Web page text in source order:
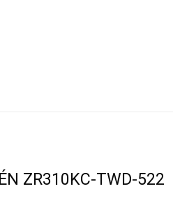
ZR310KC-TWD-522